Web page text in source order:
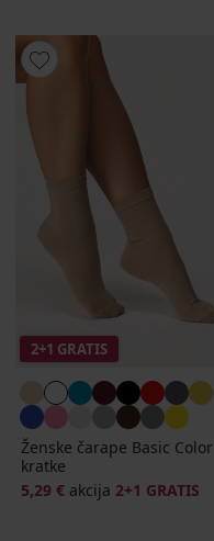
2+1 GRATIS
Ženske čarape Basic Color
kratke
5,29 € akcija 2+1 GRATIS